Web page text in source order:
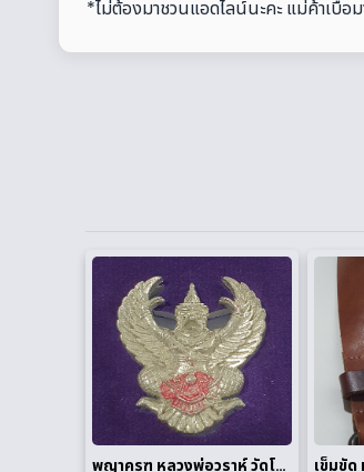
*ไม่ต้องมาชวนแอดไลน์นะคะ แม่ค้าเบื่อ
พญาครุฑ หลวงพ่อวราห์ วัดโพธิทอง มหาบารมี2 เนื้อสัมฤทธิ์เงิน